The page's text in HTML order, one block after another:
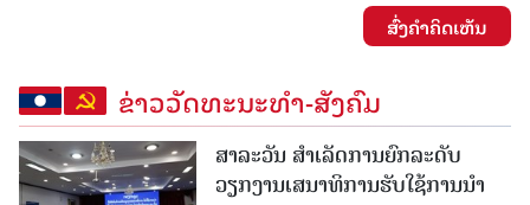
ສົ່ງຄໍາຄິດເຫັນ
ຂ່າວວັດທະນະທຳ-ສັງຄົມ
ສາລະວັນ ສໍາເລັດການຍົກລະດັບ
ວຽກງານເສນາທິການຮັບໃຊ້ການນໍາ